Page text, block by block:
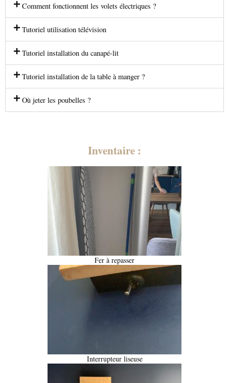
Comment fonctionnent les volets électriques ?
Tutoriel utilisation télévision
Tutoriel installation du canapé-lit
Tutoriel installation de la table à manger ?
Où jeter les poubelles ?
Inventaire :
Fer à repasser
Interrupteur liseuse